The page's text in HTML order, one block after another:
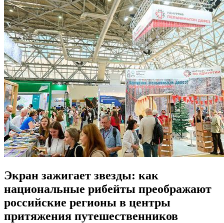
Экран зажигает звезды: как
национальные рибейты преображают
российские регионы в центры
притяжения путешественников